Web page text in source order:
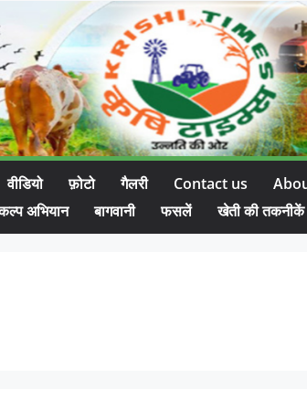
वीडियो फ़ोटो गैलरी Contact us
अभियान बागवानी फसलें खेती की तकनीकें